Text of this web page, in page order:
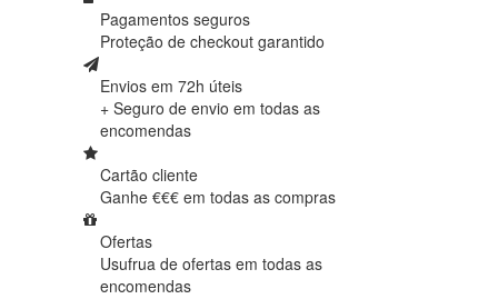
Pagamentos seguros
Proteção de checkout garantido
Envios em 72h úteis
+ Seguro de envio em todas as
encomendas
Cartão cliente
Ganhe €€€ em todas as compras
Ofertas
Usufrua de ofertas em todas as
encomendas